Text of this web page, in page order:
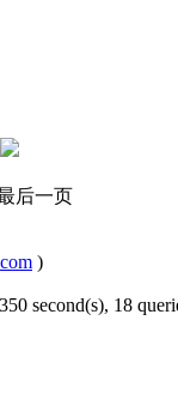
后一页
)
second(s), 18